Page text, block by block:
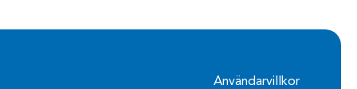
Användarvillkor